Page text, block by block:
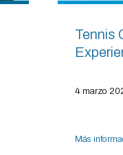
Tennis
4 marzo
Más